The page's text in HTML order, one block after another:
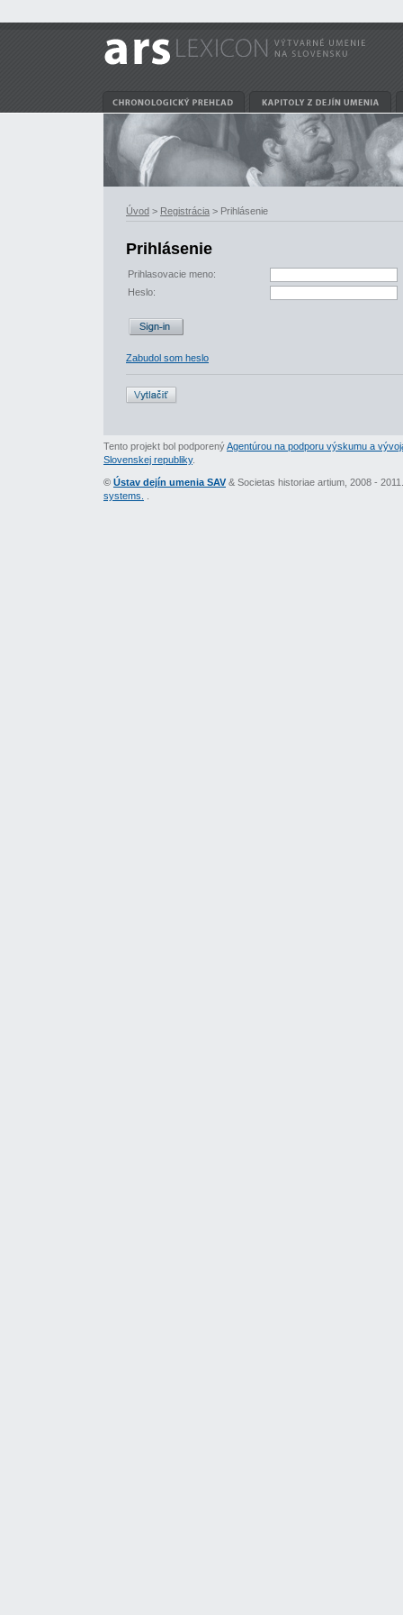
Úvod > Registrácia > Prihlásenie
Prihlásenie
Prihlasovacie meno:
Heslo:
Zabudol som heslo
Tento projekt bol podporenýAgentúrou na podporu výskumu a
Slovenskej republiky.
© Ústav dejín umenia SAV & Societas historiae artium, 2008 -
systems.